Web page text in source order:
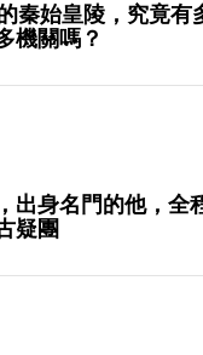
秦始皇陵，究竟有
機關嗎？
出身名門的他，全
疑團